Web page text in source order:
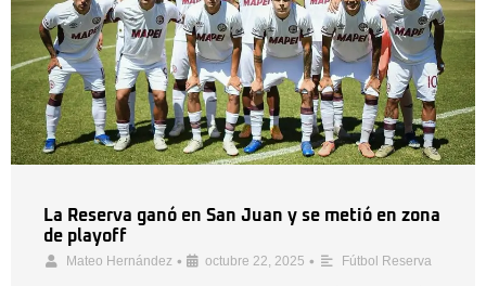
La Reserva ganó en San Juan y se metió en zona
de playoff
Mateo Hernández • octubre 22, 2025 • Fútbol Reserva